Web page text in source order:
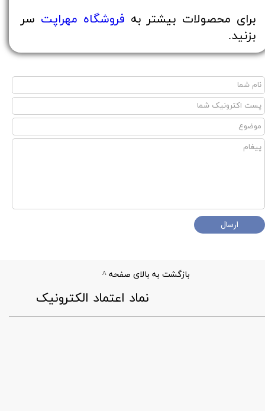
برای محصولات بیشتر به فروشگاه مهراپت سر
بزنید.
ارسال
بازگشت به بالای صفحه ^
​نماد اعتماد الکترونیک